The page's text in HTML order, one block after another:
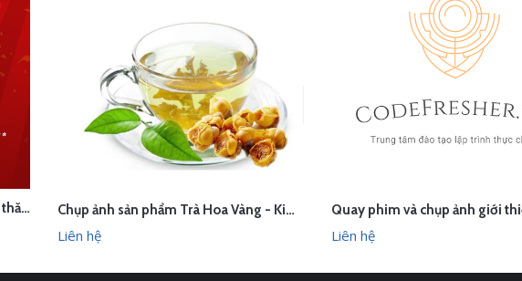
Livestream sự kiện Yamaha - lễ bốc thăm chuyến du lịch Nhật Bản 100 triệu - Hà Nội
LIÊN HỆ XEM NHANH
Chụp ảnh sản phẩm Trà Hoa Vàng - Kim Hoa Trà tại studio Hà Nội
Liên hệ
LIÊN HỆ XEM
Liên hệ